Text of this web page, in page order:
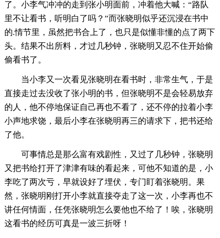
了。小李气冲冲的走到张小明面前，冲着他大喊：“路队
里不让看书，听明白了吗？”而张晓明似乎还沉浸在书中
的.情节里，虽然把书合上了，也只是似懂非懂的点了两下
头。结果不出所料，才过几秒钟，张晓明又忍不住开始偷
偷看书了。
当小李又一次看见张晓明在看书时，非常生气，于是
直接走过去没收了张小明的书，但张晓明不是会轻易放弃
的人，他不停地保证自己再也不看了，还不停的拉着小李
小声地求饶，最后小李在张晓明再三的请求下，把书还给
了他。
可事情总是那么富有戏剧性，又过了几秒钟，张晓明
又把书给打开了津津有味的看起来，可他不知道的是，小
李吃了两次亏，早就设好了埋伏，专门盯着张晓明。果
然，张晓明刚打开小李就直接夺走了这一次，小李再也不
讲任何情面，任凭张晓明怎么要他也不给了！唉，张晓明
这看书的经历可真是一波三折呀！